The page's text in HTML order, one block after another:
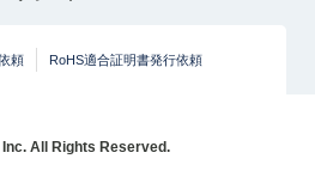
頼 RoHS適合証明書発行依頼
Inc. All Rights Reserved.